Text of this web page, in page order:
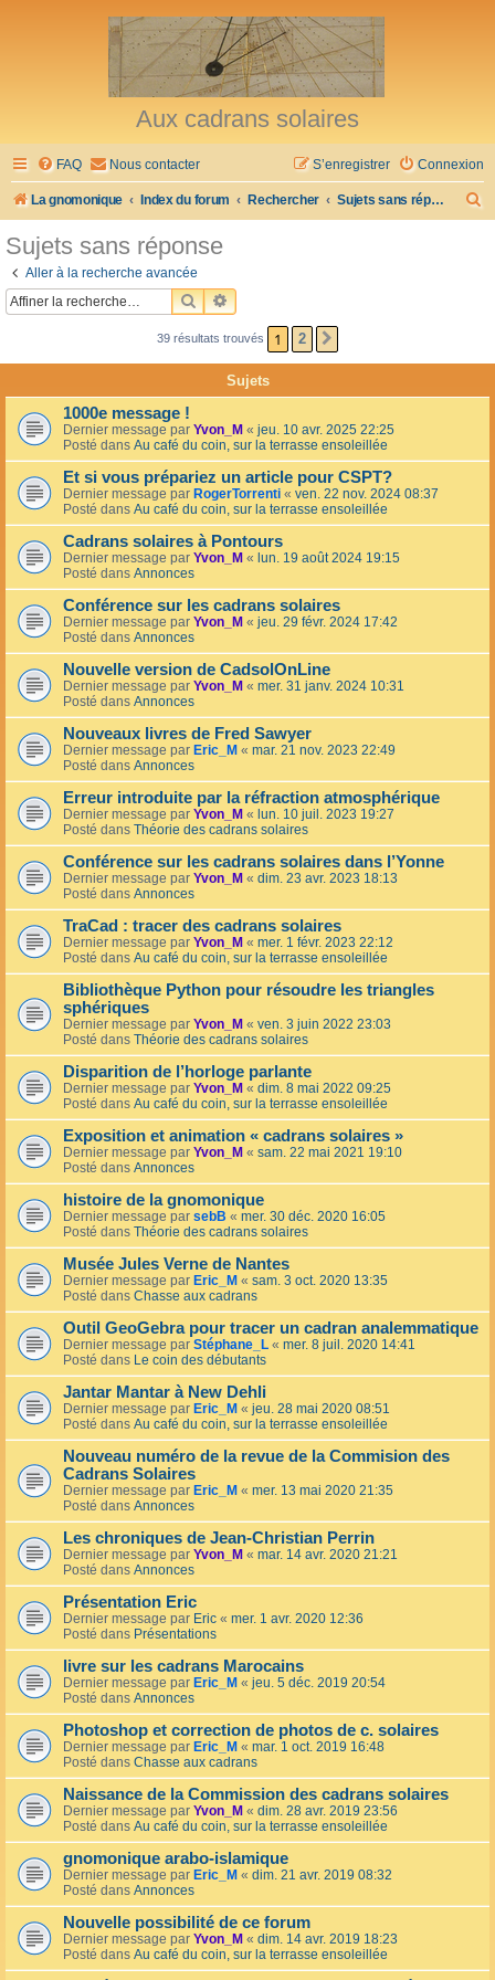
Aux cadrans solaires
FAQ Nous contacter Connexion
S’enregistrer
La gnomonique Index du forum Rechercher Sujets sans réponse
h
r
Sujets sans réponse
Aller à la recherche avancée
RECHERCHER
RECHERCHE AVANCÉE
39 résultats trouvés 1 2
Sujets
1000e message !
Dernier message par Yvon_M « jeu. 10 avr. 2025 22:25
Posté dans Au café du coin, sur la terrasse ensoleillée
Et si vous prépariez un article pour CSPT?
Dernier message par RogerTorrenti « ven. 22 nov. 2024 08:37
Posté dans Au café du coin, sur la terrasse ensoleillée
Cadrans solaires à Pontours
Dernier message par Yvon_M « lun. 19 août 2024 19:15
Posté dans Annonces
Conférence sur les cadrans solaires
Dernier message par Yvon_M « jeu. 29 févr. 2024 17:42
Posté dans Annonces
Nouvelle version de CadsolOnLine
Dernier message par Yvon_M « mer. 31 janv. 2024 10:31
Posté dans Annonces
Nouveaux livres de Fred Sawyer
Dernier message par Eric_M « mar. 21 nov. 2023 22:49
Posté dans Annonces
Erreur introduite par la réfraction atmosphérique
Dernier message par Yvon_M « lun. 10 juil. 2023 19:27
Posté dans Théorie des cadrans solaires
Conférence sur les cadrans solaires dans l’Yonne
Dernier message par Yvon_M « dim. 23 avr. 2023 18:13
Posté dans Annonces
TraCad : tracer des cadrans solaires
Dernier message par Yvon_M « mer. 1 févr. 2023 22:12
Posté dans Au café du coin, sur la terrasse ensoleillée
Bibliothèque Python pour résoudre les triangles
sphériques
Dernier message par Yvon_M « ven. 3 juin 2022 23:03
Posté dans Théorie des cadrans solaires
Disparition de l’horloge parlante
Dernier message par Yvon_M « dim. 8 mai 2022 09:25
Posté dans Au café du coin, sur la terrasse ensoleillée
Exposition et animation « cadrans solaires »
Dernier message par Yvon_M « sam. 22 mai 2021 19:10
Posté dans Annonces
histoire de la gnomonique
Dernier message par sebB « mer. 30 déc. 2020 16:05
Posté dans Théorie des cadrans solaires
Musée Jules Verne de Nantes
Dernier message par Eric_M « sam. 3 oct. 2020 13:35
Posté dans Chasse aux cadrans
Outil GeoGebra pour tracer un cadran analemmatique
Dernier message par Stéphane_L « mer. 8 juil. 2020 14:41
Posté dans Le coin des débutants
Jantar Mantar à New Dehli
Dernier message par Eric_M « jeu. 28 mai 2020 08:51
Posté dans Au café du coin, sur la terrasse ensoleillée
Nouveau numéro de la revue de la Commision des
Cadrans Solaires
Dernier message par Eric_M « mer. 13 mai 2020 21:35
Posté dans Annonces
Les chroniques de Jean-Christian Perrin
Dernier message par Yvon_M « mar. 14 avr. 2020 21:21
Posté dans Annonces
Présentation Eric
Dernier message par Eric « mer. 1 avr. 2020 12:36
Posté dans Présentations
livre sur les cadrans Marocains
Dernier message par Eric_M « jeu. 5 déc. 2019 20:54
Posté dans Annonces
Photoshop et correction de photos de c. solaires
Dernier message par Eric_M « mar. 1 oct. 2019 16:48
Posté dans Chasse aux cadrans
Naissance de la Commission des cadrans solaires
Dernier message par Yvon_M « dim. 28 avr. 2019 23:56
Posté dans Au café du coin, sur la terrasse ensoleillée
gnomonique arabo-islamique
Dernier message par Eric_M « dim. 21 avr. 2019 08:32
Posté dans Annonces
Nouvelle possibilité de ce forum
Dernier message par Yvon_M « dim. 14 avr. 2019 18:23
Posté dans Au café du coin, sur la terrasse ensoleillée